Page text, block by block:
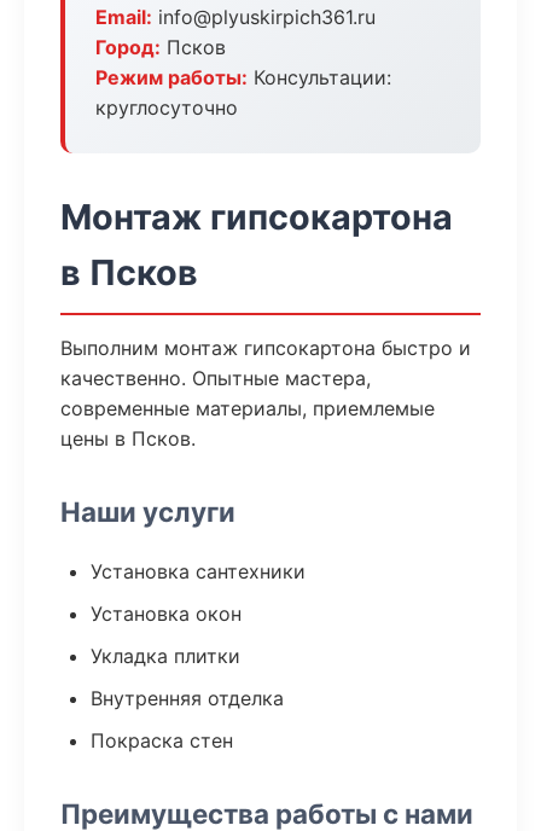
Email: info@plyuskirpich361.ru
Город: Псков
Режим работы: Консультации:
круглосуточно
Монтаж гипсокартона
в Псков
Выполним монтаж гипсокартона быстро и
качественно. Опытные мастера,
современные материалы, приемлемые
цены в Псков.
Наши услуги
Установка сантехники
Установка окон
Укладка плитки
Внутренняя отделка
Покраска стен
Преимущества работы с нами